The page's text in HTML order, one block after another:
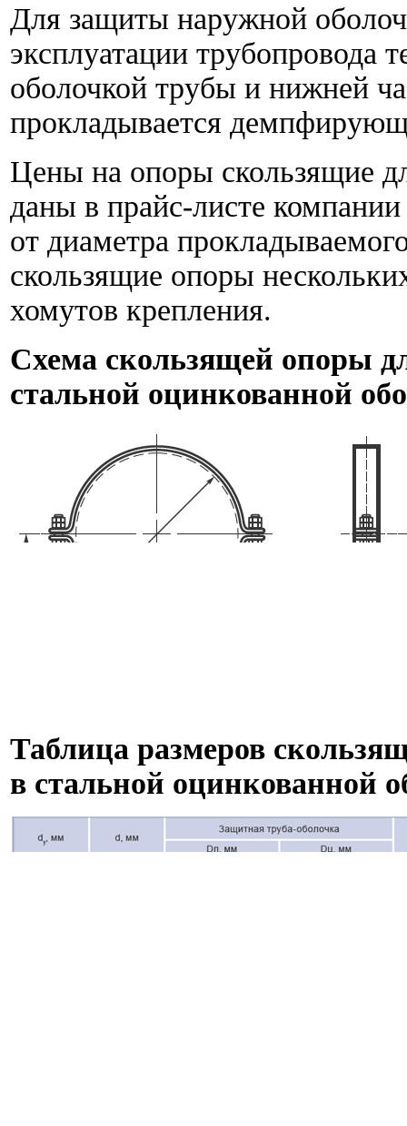
Для защиты наружной
эксплуатации трубопровода
оболочкой трубы и нижней
прокладывается
Цены на опоры скользящие
даны в прайс-листе
от диаметра
скользящие опоры
хомутов крепления.
Схема скользящей опоры
стальной оцинкованной
Таблица размеров
в стальной оцинкованной